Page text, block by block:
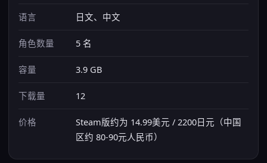
语言 日文、中文
角色数量 5 名
容量 3.9 GB
下载量 12
价格
Steam版约为 14.99美元 / 2200日元（中国
区约 80-90元人民币）